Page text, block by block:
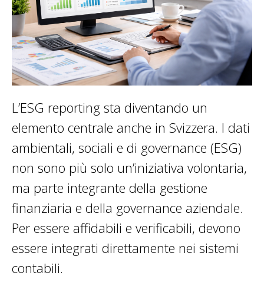
L’ESG reporting sta diventando un
elemento centrale anche in Svizzera. I dati
ambientali, sociali e di governance (ESG)
non sono più solo un’iniziativa volontaria,
ma parte integrante della gestione
finanziaria e della governance aziendale.
Per essere affidabili e verificabili, devono
essere integrati direttamente nei sistemi
contabili.